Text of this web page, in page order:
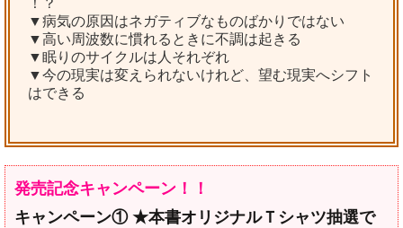
！？
▼病気の原因はネガティブなものばかりではない
▼高い周波数に慣れるときに不調は起きる
▼眠りのサイクルは人それぞれ
▼今の現実は変えられないけれど、望む現実へシフト
はできる
発売記念キャンペーン！！
キャンペーン① ★本書オリジナルＴシャツ抽選で